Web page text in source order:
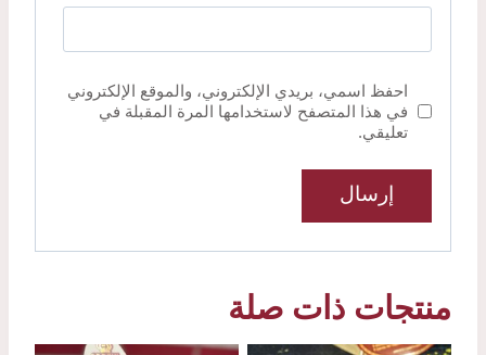
احفظ اسمي، بريدي الإلكتروني، والموقع الإلكتروني
في هذا المتصفح لاستخدامها المرة المقبلة في
تعليقي.
منتجات ذات صلة